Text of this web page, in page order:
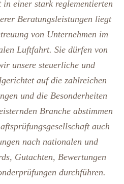
einer stark reglementierten
Beratungsleistungen liegt
von Unternehmen im
Luftfahrt. Sie dürfen von
unsere steuerliche und
auf die zahlreichen
und die Besonderheiten
Branche abstimmen
auch
nach nationalen und
Gutachten, Bewertungen
durchführen.